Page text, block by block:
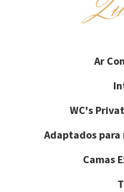
Ar
WC's
Adaptados
Camas